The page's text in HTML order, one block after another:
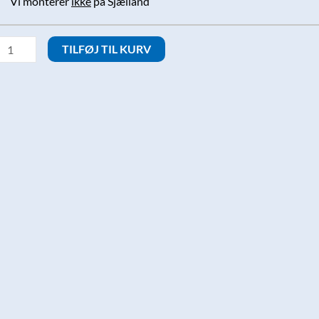
Jordspyd
TILFØJ TIL KURV